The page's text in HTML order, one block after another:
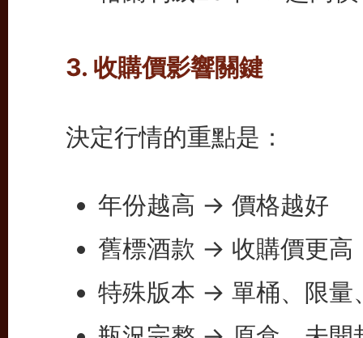
3. 收購價影響關鍵
決定行情的重點是：
年份越高 → 價格越好
舊標酒款 → 收購價更高
特殊版本 → 單桶、限量